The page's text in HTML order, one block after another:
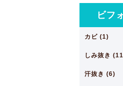
ビフ
カビ (1)
しみ抜き
汗抜き (6)